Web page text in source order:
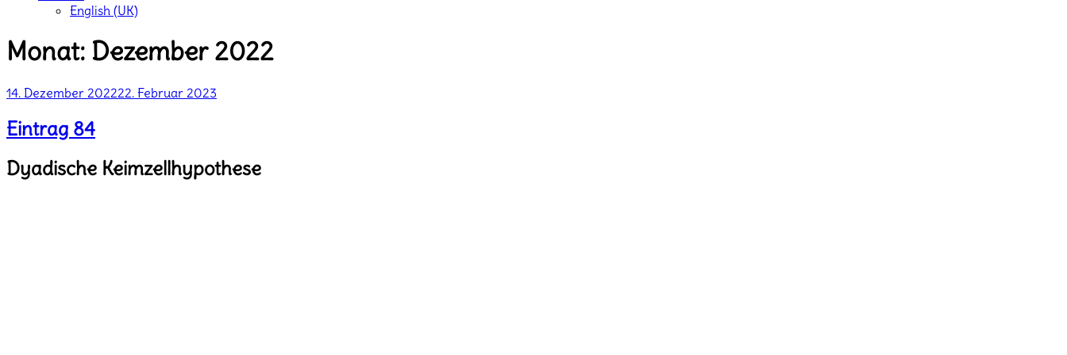
English (UK)
Monat: Dezember 2022
Veröffentlicht
14. Dezember 202222. Februar 2023
Eintrag 84
Dyadische Keimzellhypothese